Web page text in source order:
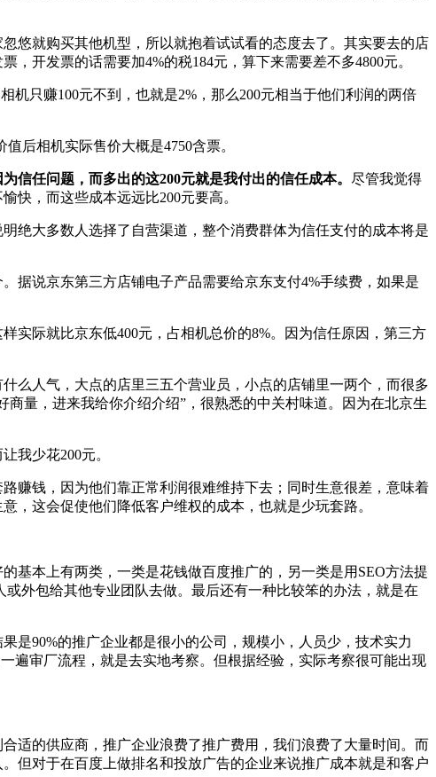
悠就购买其他机型，所以就抱着试试看的态度去了。其实要去的店
开发票的话需要加4%的税184元，算下来需要差不多4800元。
机只赚100元不到，也就是2%，那么200元相当于他们利润的两倍
后相机实际售价大概是4750含票。
信任问题，而多出的这200元就是我付出的信任成本。 尽管我觉得
快，而这些成本远远比200元要高。
绝大多数人选择了自营渠道，整个消费群体为信任支付的成本将是
据说京东第三方店铺电子产品需要给京东支付4%手续费，如果是
实际就比京东低400元，占相机总价的8%。因为信任原因，第三方
么人气，大点的店里三五个营业员，小点的店铺里一两个，而很多
量，进来我给你介绍介绍”，很熟悉的中关村味道。因为在北京生
我少花200元。
赚钱，因为他们靠正常利润很难维持下去；同时生意很差，意味着
，这会促使他们降低客户维权的成本，也就是少玩套路。
基本上有两类，一类是花钱做百度推广的，另一类是用SEO方法提
外包给其他专业团队去做。最后还有一种比较笨的办法，就是在
是90%的推广企业都是很小的公司，规模小，人员少，技术实力
遍审厂流程，就是去实地考察。但根据经验，实际考察很可能出现
适的供应商，推广企业浪费了推广费用，我们浪费了大量时间。而
但对于在百度上做排名和投放广告的企业来说推广成本就是和客户